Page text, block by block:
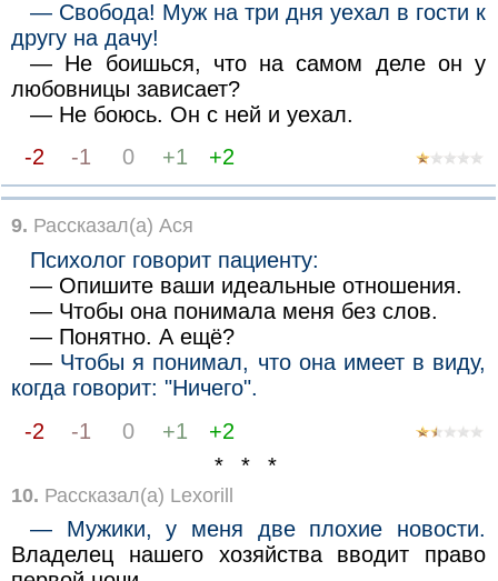
— Свобода! Муж на три дня уехал в гости к
другу на дачу!
— Не боишься, что на самом деле он у
любовницы зависает?
— Не боюсь. Он с ней и уехал.
-2
-1 0 +1 +2
9. Рассказал(а) Ася
Психолог говорит пациенту:
— Опишите ваши идеальные отношения.
— Чтобы она понимала меня без слов.
— Понятно. А ещё?
— Чтобы я понимал, что она имеет в виду,
когда говорит: "Ничего".
-2
-1 0 +1
+2
* * *
10. Рассказал(а) Lexorill
— Мужики, у меня две плохие новости.
Владелец нашего хозяйства вводит право